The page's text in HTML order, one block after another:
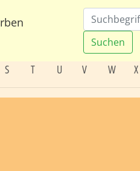
Suchen
S T U V W X